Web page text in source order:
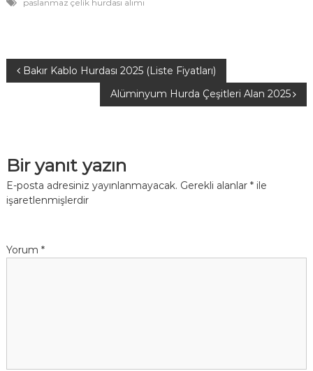
paslanmaz çelik hurdası alımı
Y
ı
g
z
Bakır Kablo Hurdası 2025 (Liste Fiyatları)
Alüminyum Hurda Çeşitleri Alan 2025
Bir yanıt yazın
E-posta adresiniz yayınlanmayacak. Gerekli alanlar *ile
işaretlenmişlerdir
Yorum *